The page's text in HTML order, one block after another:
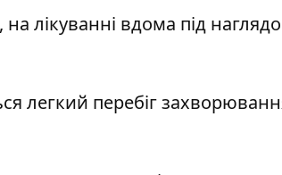
лікуванні вдома під
легкий перебіг